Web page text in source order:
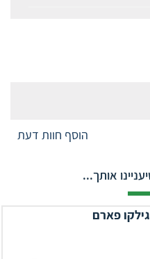
הוסף חוות דעת
אותך...
גילקו פארם